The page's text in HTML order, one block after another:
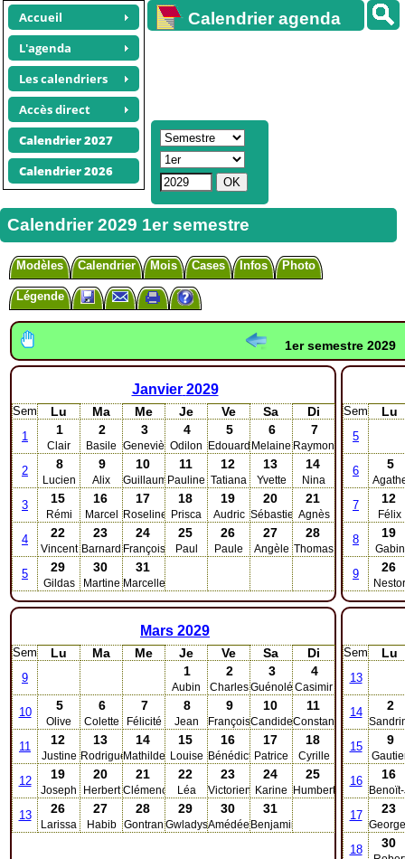
Accueil
L'agenda
Les calendriers
Accès direct
Calendrier 2027
Calendrier 2026
Calendrier agenda
Calendrier 2029 1er semestre
Modèles Calendrier Mois Cases Infos Photo
Légende
1er semestre 2029
Janvier 2029
Sem Lu Ma Me Je Ve Sa Di
1 1
Clair
2
Basile
3
Geneviève
4
Odilon
5
Edouard
6
Melaine
7
Raymond
2 8
Lucien
9
Alix
10
Guillaume
11
Pauline
12
Tatiana
13
Yvette
14
Nina
3 15
Rémi
16
Marcel
17
Roseline
18
Prisca
19
Audric
20
Sébastien
21
Agnès
4 22
Vincent
23
Barnard
24
François
25
Paul
26
Paule
27
Angèle
28
Thomas
5 29
Gildas
30
Martine
31
Marcelle
Sem Lu
5
6 5
7 12
Félix
8 19
Gabin
9 26
Nestor
Mars 2029
Sem Lu Ma Me Je Ve Sa Di
9 1
Aubin
2
Charles
3
Guénolé
4
Casimir
10 5
Olive
6
Colette
7
Félicité
8
Jean
9
Françoise
10
Candide
11
Constantin
11 12
Justine
13
Rodrigue
14
Mathilde
15
Louise
16
Bénédicte
17
Patrice
18
Cyrille
12 19
Joseph
20
Herbert
21
Clémence
22
Léa
23
Victorien
24
Karine
25
Humbert
13 26
Larissa
27
Habib
28
Gontran
29
Gwladys
30
Amédée
31
Benjamin
Sem Lu
13
14 2
15 9
16 16
17 23
18 30